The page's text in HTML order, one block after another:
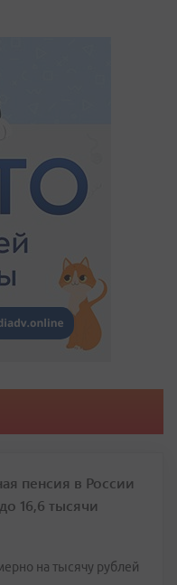
пенсия в России
16,6 тысячи
на тысячу рублей